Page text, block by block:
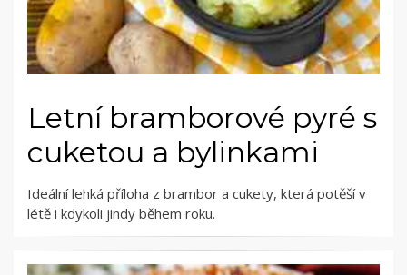
Letní bramborové pyré s
cuketou a bylinkami
Ideální lehká příloha z brambor a cukety, která potěší v
létě i kdykoli jindy během roku.